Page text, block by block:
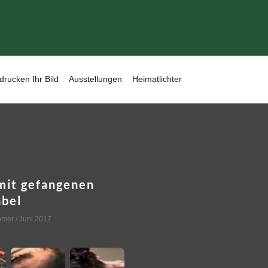
Ihr Bild Ausstellungen Heimatlichter
gefangenen
/ Juni 2017